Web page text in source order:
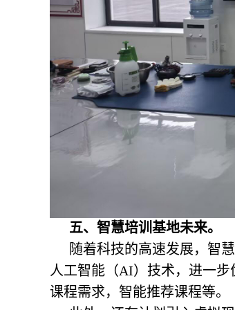
五、 智慧培训基地未来。
随着科技的高速发展，智
人工智能（AI）技术，进一
课程需求，智能推荐课程等。